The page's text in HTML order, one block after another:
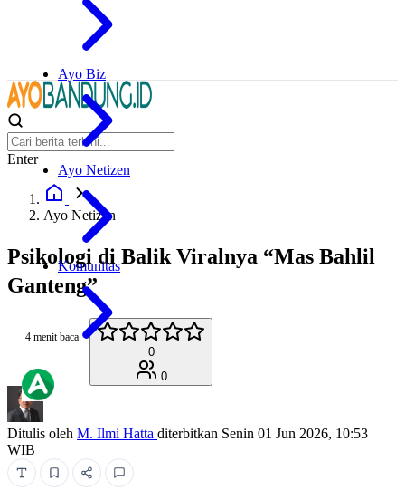
Ayo Biz
Ayo Netizen
Komunitas
Enter
Ayo Netizen
Psikologi di Balik Viralnya “Mas Bahlil
Ganteng”
4 menit baca
0
0
Ditulis oleh M. Ilmi Hatta diterbitkan Senin 01 Jun 2026, 10:53
WIB